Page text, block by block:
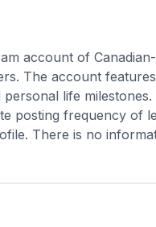
account of
The account
life
posting frequency of
There is no